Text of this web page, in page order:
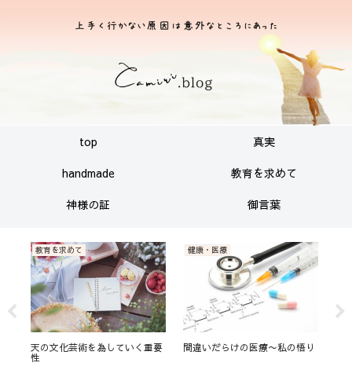
top
真実
handmade
教育を求めて
神様の証
御言葉
神様の証
神様の事を分かりやすくお伝え
したいという思いから、自転車
神様の証
若い人達の自殺者の増加、オー